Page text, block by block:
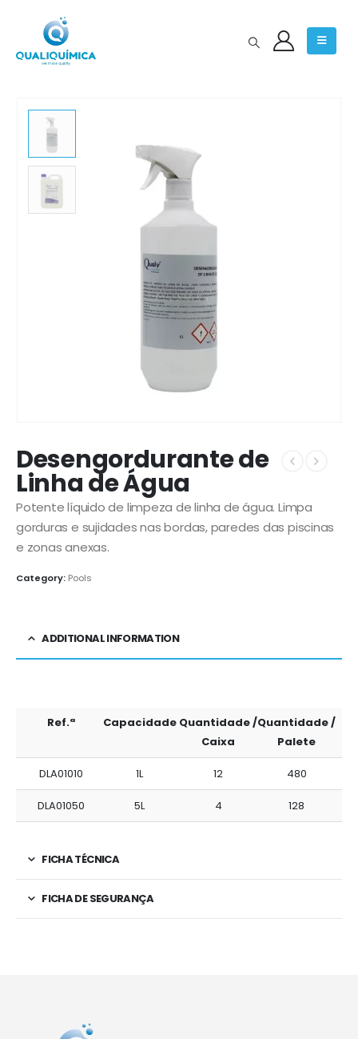
Desengordurante de
Linha de Água
Potente líquido de limpeza de linha de água. Limpa
gorduras e sujidades nas bordas, paredes das piscinas
e zonas anexas.
Category: Pools
ADDITIONAL INFORMATION
Ref.ª Capacidade Quantidade /
Caixa
Quantidade /
Palete
DLA01010 1L 12 480
DLA01050 5L 4 128
FICHA TÉCNICA
FICHA DE SEGURANÇA